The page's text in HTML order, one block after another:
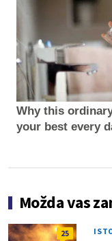
Why this
your best every
Možda vas
25